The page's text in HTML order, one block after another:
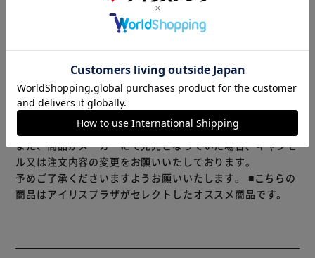
り出したくなるワーキングシューズ。
足首のホールド性を高めたハイカットベルトタイプ。
※製品は予告なく仕様を変更する場合がございます。あらか
じめご了承ください。
※当商品はお取り寄せ品の為、在庫の確認及び商品のお届け
までお時間を頂く場合がございます。
また、商品がメーカーにて完売となっていた場合、キャンセ
ル又は注文内容の変更をお願いいたしております。
予めご了承くださいますようお願いいたします。 ■こちらの
商品はアイリスプラザがセレクトしたオススメ商品です。